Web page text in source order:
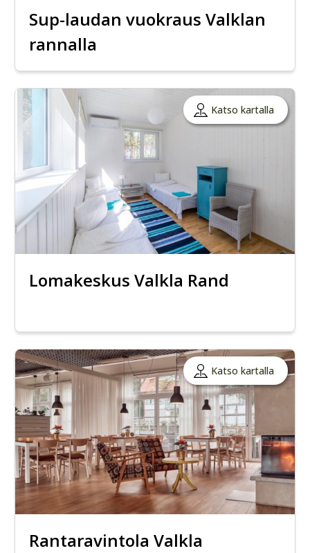
Sup-laudan vuokraus Valklan
rannalla
Katso kartalla
Lomakeskus Valkla Rand
Katso kartalla
Rantaravintola Valkla